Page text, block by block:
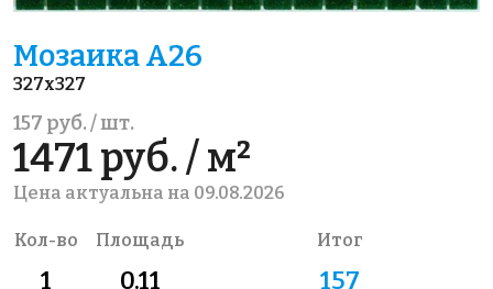
Мозаика A26
327x327
157 руб. / шт.
1471 руб. / м²
Цена актуальна на 09.08.2026
Кол-во Площадь Итог